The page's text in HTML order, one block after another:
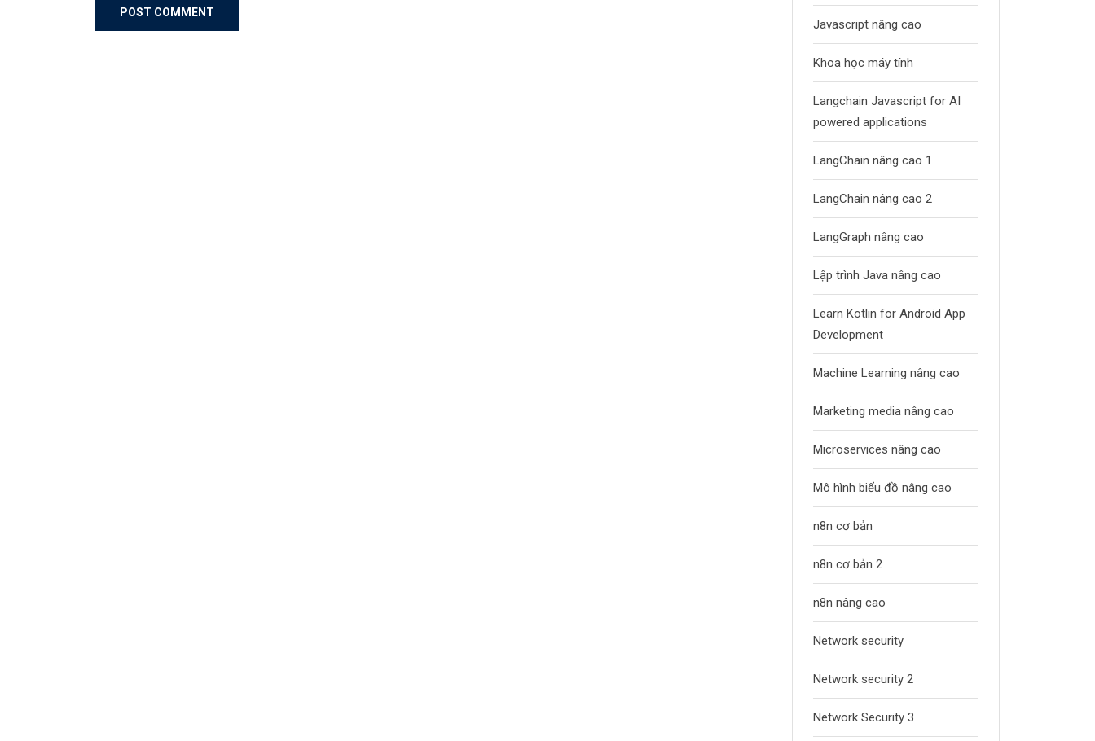
Javascript nâng cao
Khoa học máy tính
Langchain Javascript for AI
powered applications
LangChain nâng cao 1
LangChain nâng cao 2
LangGraph nâng cao
Lập trình Java nâng cao
Learn Kotlin for Android App
Development
Machine Learning nâng cao
Marketing media nâng cao
Microservices nâng cao
Mô hình biểu đồ nâng cao
n8n cơ bản
n8n cơ bản 2
n8n nâng cao
Network security
Network security 2
Network Security 3